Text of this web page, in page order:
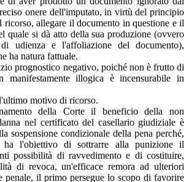
onere dell'imputato, in virtù del principio
ricorso, allegare il documento in questione e il
quale si dà atto della sua produzione (ovvero
udienza e l'affoliazione del documento),
ha natura fattuale.
prognostico negativo, poiché non è frutto di
manifestamente illogica è incensurabile in
motivo di ricorso.
della Corte il beneficio della non
nel certificato del casellario giudiziale è
sospensione condizionale della pena perché,
ha l'obiettivo di sottrarre alla punizione il
possibilità di ravvedimento e di costituire,
di revoca, un'efficace remora ad ulteriori
penale, il primo persegue lo scopo di favorire